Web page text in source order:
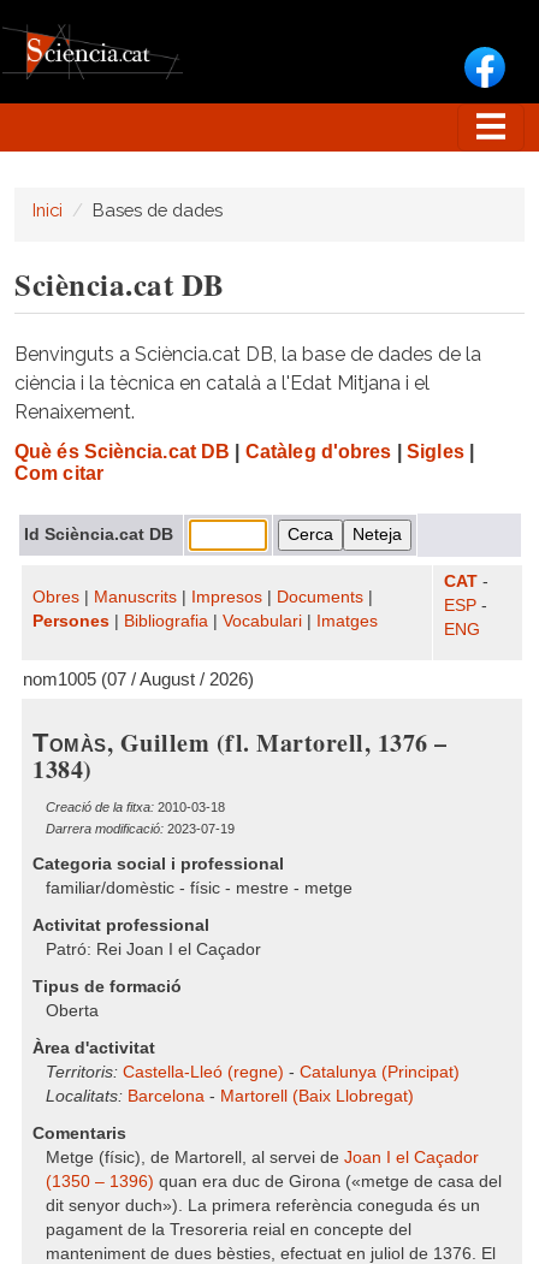
Inici Bases de dades
Sciència.cat DB
Benvinguts a Sciència.cat DB, la base de dades de la
ciència i la tècnica en català a l'Edat Mitjana i el
Renaixement.
Què és Sciència.cat DB Catàleg d'obres Sigles|
Com citar
Id Sciència.cat DB
Obres Manuscrits Impresos Documents
Persones
Bibliografia Vocabulari Imatges
CAT -
ESP -
ENG
nom1005 (07 / August / 2026)
Tomàs, Guillem (fl. Martorell, 1376 –
1384)
Creació de la fitxa: 2010-03-18
Darrera modificació: 2023-07-19
Categoria social i professional
familiar/domèstic - físic - mestre - metge
Activitat professional
Patró: Rei Joan I el Caçador
Tipus de formació
Oberta
Àrea d'activitat
Territoris: Castella-Lleó (regne) - Catalunya (Principat)
Localitats: Barcelona - Martorell (Baix Llobregat)
Comentaris
Metge (físic), de Martorell, al servei de Joan I el Caçador
(1350 – 1396) quan era duc de Girona («metge de casa del
dit senyor duch»). La primera referència coneguda és un
pagament de la Tresoreria reial en concepte del
manteniment de dues bèsties, efectuat en juliol de 1376. El